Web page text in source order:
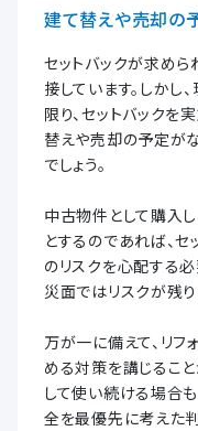
建て替えや売却の
セットバックが求め
接しています。しかし
限り、セットバックを
替えや売却の予定が
でしょう。
中古物件として購入
とするのであれば、
のリスクを心配する
災面ではリスクが残り
万が一に備えて、リ
める対策を講じるこ
して使い続ける場合
全を最優先に考えた